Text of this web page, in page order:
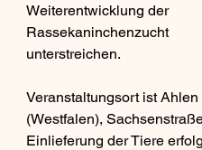
Weiterentwicklung der
Rassekaninchenzucht
unterstreichen.
Veranstaltungsort ist Ahlen
(Westfalen),
Einlieferung der Tiere